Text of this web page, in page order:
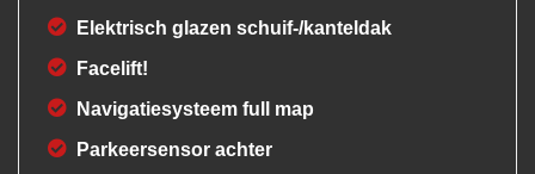
Elektrisch glazen schuif-/kanteldak
Facelift!
Navigatiesysteem full map
Parkeersensor achter